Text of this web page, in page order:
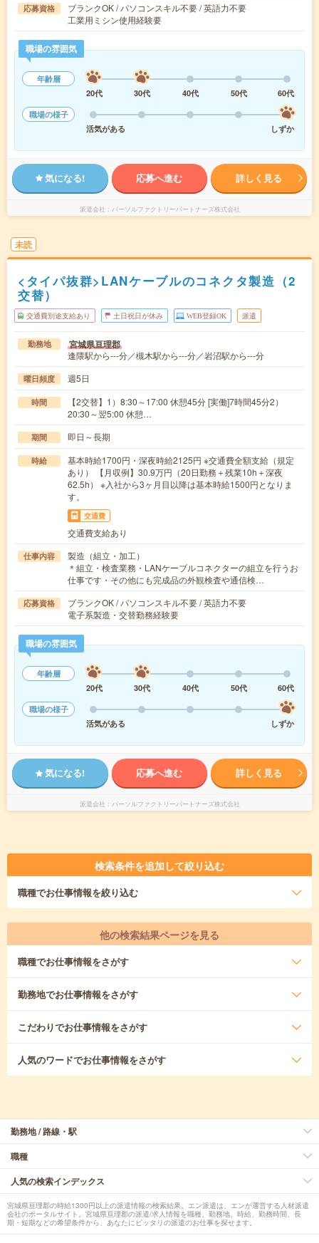
応募資格
ブランクOK / パソコンスキル不要 / 英語力不要
工業用ミシン使用経験要
職場の雰囲気
年齢層
20代
30代 40代 50代
60代
職場の様子
活気がある
しずか
気になる! 応募へ進む 詳しく見る
派遣会社 パーソルファクトリーパートナーズ株式会社
未読
<タイパ抜群>LANケーブルのコネクタ製造（2
交替）
交通費別途支給あり 土日祝日が休み WEB登録OK 派遣
勤務地 宮城県亘理郡
逢隈駅から---分／槻木駅から---分／岩沼駅から---分
曜日頻度 週5日
時間
【2交替】1）8:30～17:00 休憩45分 [実働]7時間45分2）
20:30～翌5:00 休憩…
期間 即日～長期
時給
基本時給1700円・深夜時給2125円 ※交通費全額支給（規定
あり） 【月収例】30.9万円（20日勤務＋残業10h＋深夜
62.5h） ※入社から3ヶ月目以降は基本時給1500円となりま
す。
交通費
交通費支給あり
仕事内容
製造（組立・加工）
＊組立・検査業務・LANケーブルコネクターの組立を行うお
仕事です・その他にも完成品の外観検査や通信検…
応募資格
ブランクOK / パソコンスキル不要 / 英語力不要
電子系製造・交替勤務経験要
職場の雰囲気
年齢層
20代
30代 40代 50代
60代
職場の様子
活気がある
しずか
気になる! 応募へ進む 詳しく見る
派遣会社 パーソルファクトリーパートナーズ株式会社
検索条件を追加して絞り込む
職種でお仕事情報を絞り込む
他の検索結果ページを見る
職種でお仕事情報をさがす
勤務地でお仕事情報をさがす
こだわりでお仕事情報をさがす
人気のワードでお仕事情報をさがす
勤務地 / 路線・駅
職種
人気の検索インデックス
宮城県亘理郡の時給1300円以上の派遣情報の検索結果。エン派遣は、エンが運営する人材派遣
会社のポータルサイト。宮城県亘理郡の派遣/求人情報を職種、勤務地、時給、勤務時間、長
期・短期などの希望条件から、あなたにピッタリの派遣のお仕事を探せます。